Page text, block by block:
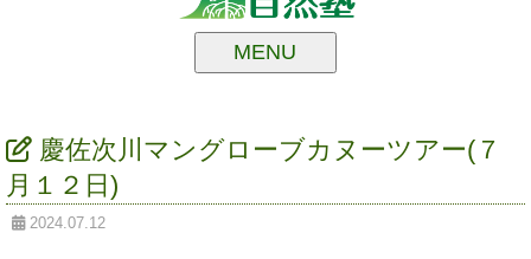
MENU
慶佐次川マングローブカヌーツアー(７
月１２日)
2024.07.12